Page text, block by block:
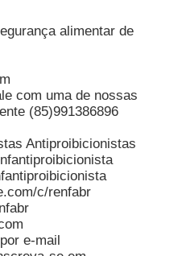
alimentar de
com uma de nossas
(85)991386896
Antiproibicionistas
c/renfabr
e-mail